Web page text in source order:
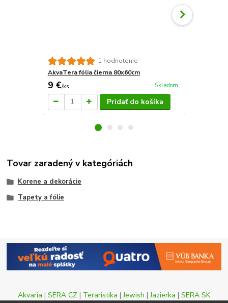
1 hodnotenie
AkvaTera fólia čierna 80x60cm
9 €/ks Skladom
Pridať do košíka
Tovar zaradený v kategóriách
Korene a dekorácie
Tapety a fólie
Akvaria | SERA CZ | Teraristika |Jewish |Jazierka | SERA SK